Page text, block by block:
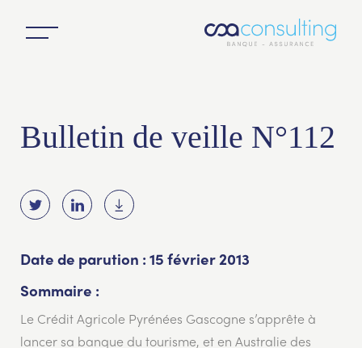
Bulletin de veille N°112
Date de parution : 15 février 2013
Sommaire :
Le Crédit Agricole Pyrénées Gascogne s’apprête à
lancer sa banque du tourisme, et en Australie des